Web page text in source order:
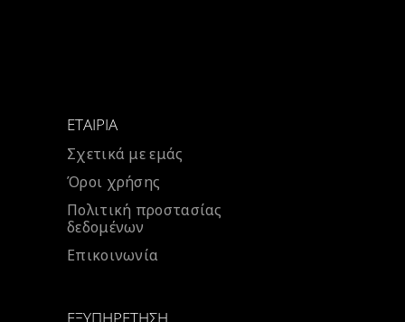
ΕΤΑΙΡΊΑ
Σχετικά με εμάς
Όροι χρήσης
Πολιτική προστασίας
δεδομένων
Επικοινωνία